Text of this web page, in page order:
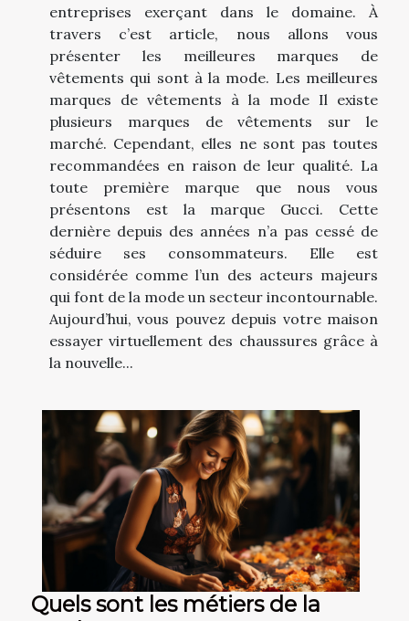
entreprises exerçant dans le domaine. À
travers c’est article, nous allons vous
présenter les meilleures marques de
vêtements qui sont à la mode. Les meilleures
marques de vêtements à la mode Il existe
plusieurs marques de vêtements sur le
marché. Cependant, elles ne sont pas toutes
recommandées en raison de leur qualité. La
toute première marque que nous vous
présentons est la marque Gucci. Cette
dernière depuis des années n’a pas cessé de
séduire ses consommateurs. Elle est
considérée comme l’un des acteurs majeurs
qui font de la mode un secteur incontournable.
Aujourd’hui, vous pouvez depuis votre maison
essayer virtuellement des chaussures grâce à
la nouvelle...
Quels sont les métiers de la